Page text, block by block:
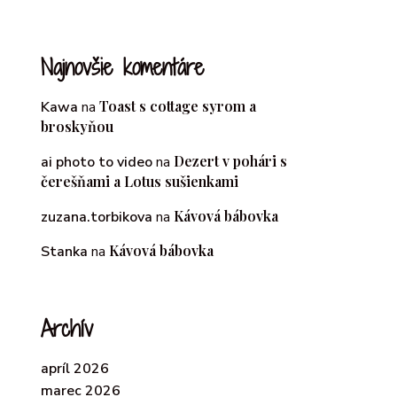
Najnovšie komentáre
Kawa na Toast s cottage syrom a
broskyňou
ai photo to videona Dezert v pohári s
čerešňami a Lotus sušienkami
zuzana.torbikova na Kávová bábovka
Stanka na Kávová bábovka
Archív
apríl 2026
marec 2026